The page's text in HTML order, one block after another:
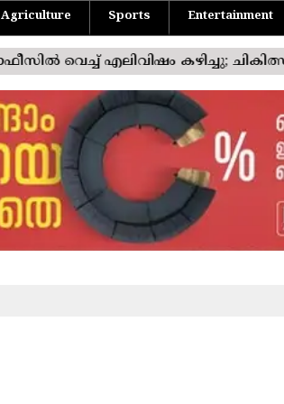
Agriculture Sports Entertainment